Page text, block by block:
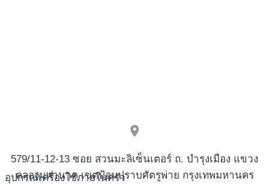
อุปกรณ์เครื่องใช้ภายในครัว
579/11-12-13 ซอย สวนมะลิเซ็นเตอร์ ถ. บำรุงเมือง แขวง
คลองมหานาค เขตป้อมปราบศัตรูพ่าย กรุงเทพมหานคร